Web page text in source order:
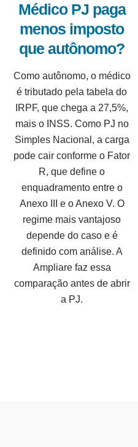
Médico PJ paga
menos imposto
que autônomo?
Como autônomo, o médico
é tributado pela tabela do
IRPF, que chega a 27,5%,
mais o INSS. Como PJ no
Simples Nacional, a carga
pode cair conforme o Fator
R, que define o
enquadramento entre o
Anexo III e o Anexo V. O
regime mais vantajoso
depende do caso e é
definido com análise. A
Ampliare faz essa
comparação antes de abrir
a PJ.